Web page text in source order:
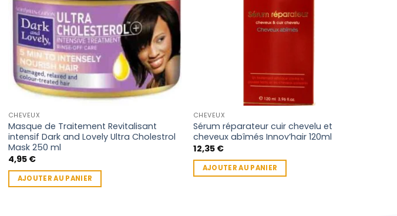
CHEVEUX
Masque de Traitement Revitalisant
intensif Dark and Lovely Ultra Cholestrol
Mask 250 ml
4,95 €
AJOUTER AU PANIER
CHEVEUX
Sérum réparateur cuir chevelu et
cheveux abîmés Innov’hair 120ml
12,35 €
AJOUTER AU PANIER